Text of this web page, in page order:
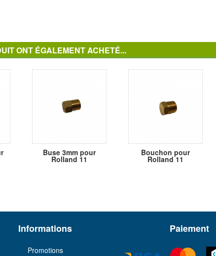
ONT ÉGALEMENT ACHETÉ...
Buse 3mm pour
Rolland 11
Bouchon pour
Rolland 11
Informations
Promotions
Paiement